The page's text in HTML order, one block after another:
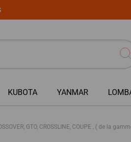
KUBOTA YANMAR
GTO, CROSSLINE, COUPE , ( de la